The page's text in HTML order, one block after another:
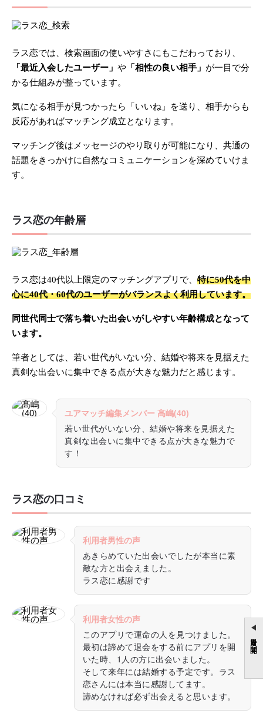
目次を開く
ラス恋では、検索画面の使いやすさにもこだわっており、
「最近入会したユーザー」 や 「相性の良い相手」 が一目で分
かる仕組みが整っています。
気になる相手が見つかったら「いいね」を送り、相手からも
反応があればマッチング成立となります。
マッチング後はメッセージのやり取りが可能になり、共通の
話題をきっかけに自然なコミュニケーションを深めていけま
す。
ラス恋の年齢層
ラス恋は40代以上限定のマッチングアプリで、 特に50代を中
心に40代・60代のユーザーがバランスよく利用しています。
同世代同士で落ち着いた出会いがしやすい年齢構成となって
います。
筆者としては、若い世代がいない分、結婚や将来を見据えた
真剣な出会いに集中できる点が大きな魅力だと感じます。
ユアマッチ編集メンバー 髙嶋(40)
若い世代がいない分、結婚や将来を見据えた
真剣な出会いに集中できる点が大きな魅力で
す！
ラス恋の口コミ
利用者男性の声
あきらめていた出会いでしたが本当に素
敵な方と出会えました。
ラス恋に感謝です
利用者女性の声
このアプリで運命の人を見つけました。
最初は諦めて退会をする前にアプリを開
いた時、1人の方に出会いました。
そして来年には結婚する予定です。ラス
恋さんには本当に感謝してます。
諦めなければ必ず出会えると思います。